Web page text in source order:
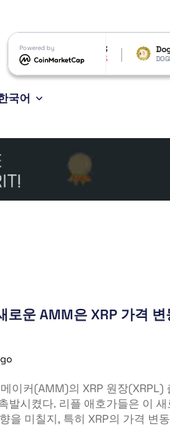
Powered by$1.03
-2.01%
Dogecoin
DOGE
국어
로운 AMM은 XRP 가격
이커(AMM)의 XRP 원장(XRPL)
발시켰다. 리플 애호가들은 이
을 미칠지, 특히 XRP의 가격 변